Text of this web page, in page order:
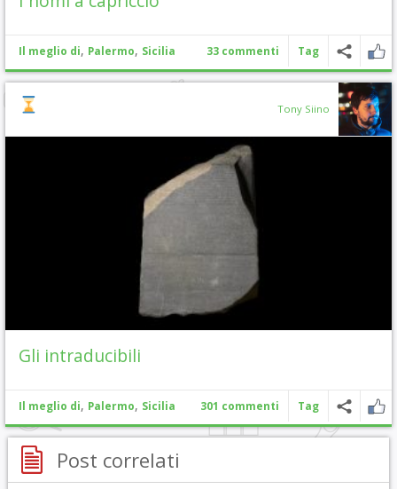
Il meglio di, Palermo, Sicilia 33 commenti Tag
Tony Siino
Gli intraducibili
Il meglio di, Palermo, Sicilia 301 commenti Tag
Post correlati